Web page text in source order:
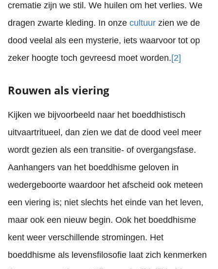
crematie zijn we stil. We huilen om het verlies. We
dragen zwarte kleding. In onze cultuur zien we de
dood veelal als een mysterie, iets waarvoor tot op
zeker hoogte toch gevreesd moet worden.[2]
Rouwen als viering
Kijken we bijvoorbeeld naar het boeddhistisch
uitvaartritueel, dan zien we dat de dood veel meer
wordt gezien als een transitie- of overgangsfase.
Aanhangers van het boeddhisme geloven in
wedergeboorte waardoor het afscheid ook meteen
een viering is; niet slechts het einde van het leven,
maar ook een nieuw begin. Ook het boeddhisme
kent weer verschillende stromingen. Het
boeddhisme als levensfilosofie laat zich kenmerken